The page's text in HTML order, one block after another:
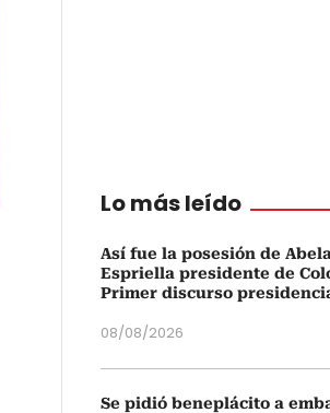
Lo más leído
Así fue la posesión de
Espriella presidente de
Primer discurso
08/08/2026
Se pidió beneplácito a